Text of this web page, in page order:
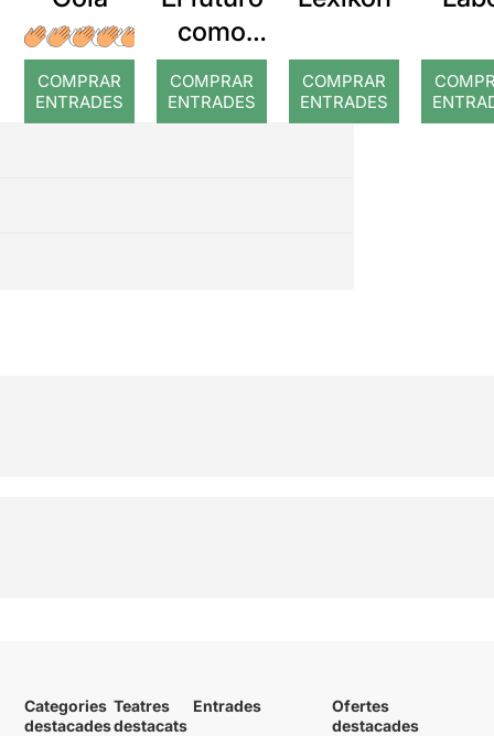
COMPRAR
ENTRADES
como
trabajo
escénico
COMPRAR
ENTRADES
COMPRAR
ENTRADES
Categories
destacades
Teatres
destacats
Entrades
Ofertes
destacades